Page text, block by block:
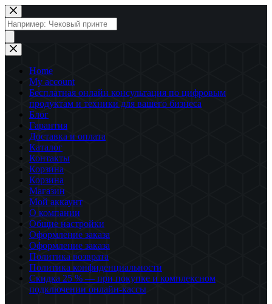
Перейти
к
сути
Поиск
товаров
Home
My account
Бесплатная онлайн консультация по цифровым
продуктам и техники для вашего бизнеса
Блог
Гарантия
Доставка и оплата
Каталог
Контакты
Корзина
Корзина
Магазин
Мой аккаунт
О компании
Общие настройки
Оформление заказа
Оформление заказа
Политика возврата
Политика конфиденциальности
Скидка 25 % — при покупке и комплексном
подключении онлайн-кассы